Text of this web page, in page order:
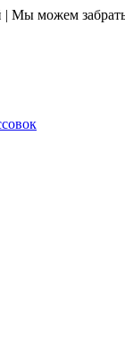
| Мы можем